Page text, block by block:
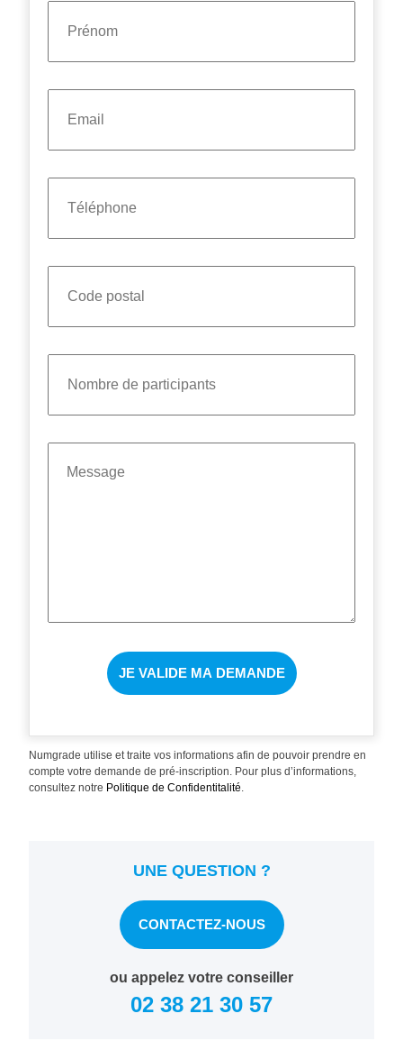
Numgrade utilise et traite vos informations afin de pouvoir prendre en
compte votre demande de pré-inscription. Pour plus d’informations,
consultez notre Politique de Confidentitalité.
UNE QUESTION ?
CONTACTEZ-NOUS
ou appelez votre conseiller
02 38 21 30 57